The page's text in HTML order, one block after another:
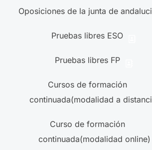
Oposiciones de la junta de
Pruebas libres ESO
Pruebas libres FP
Cursos de formación
continuada(modalidad a
Curso de formación
continuada(modalidad online)